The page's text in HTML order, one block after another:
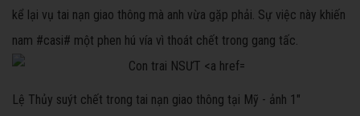
kể lại vụ tai nạn giao thông mà anh vừa gặp phải. Sự việc này khiến
nam #casi# một phen hú vía vì thoát chết trong gang tấc.
Lệ Thủy suýt chết trong tai nạn giao thông tại Mỹ - ảnh 1"